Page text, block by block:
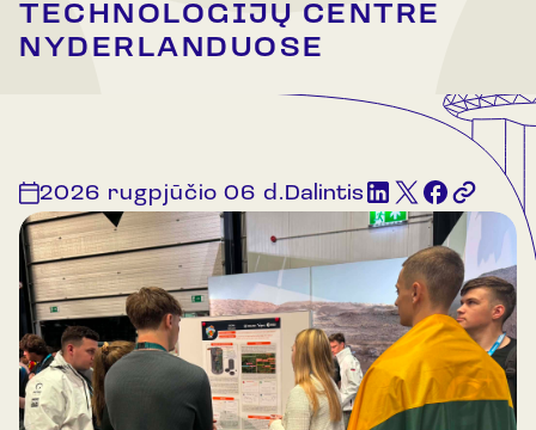
TECHNOLOGIJŲ CENTRE
NYDERLANDUOSE
2026 rugpjūčio 06 d.Dalintis